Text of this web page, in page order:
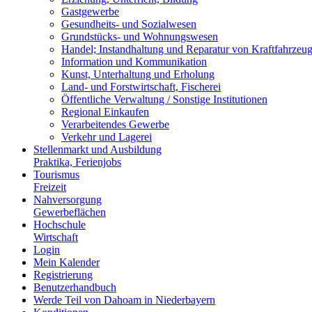
Gastgewerbe
Gesundheits- und Sozialwesen
Grundstücks- und Wohnungswesen
Handel; Instandhaltung und Reparatur von
Information und Kommunikation
Kunst, Unterhaltung und Erholung
Land- und Forstwirtschaft, Fischerei
Öffentliche Verwaltung / Sonstige Institutionen
Regional Einkaufen
Verarbeitendes Gewerbe
Verkehr und Lagerei
Stellenmarkt und Ausbildung
Praktika, Ferienjobs
Tourismus
Freizeit
Nahversorgung
Gewerbeflächen
Hochschule
Wirtschaft
Login
Mein Kalender
Registrierung
Benutzerhandbuch
Werde Teil von Dahoam in Niederbayern